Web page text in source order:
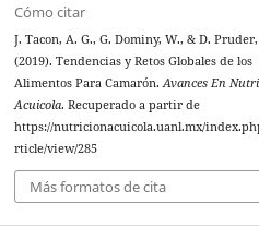
Cómo citar
J. Tacon, A. G., G. Dominy, W., & D. Pruder,
(2019). Tendencias y Retos Globales de los
Alimentos Para Camarón.Avances En
Acuicola. Recuperado a partir de
https://nutricionacuicola.uanl.mx/
rticle/view/285
Más formatos de cita